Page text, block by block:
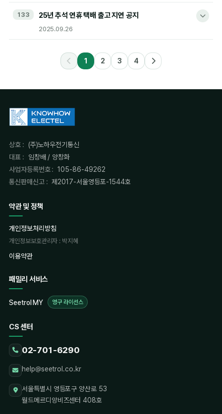
2월 13일 16시까지의 주문 건 : 13일 출고
오랜 기간 구형 Seetrol MY를 사용해 오신 고객님들께, 고객님의
소중한 정보를 보호하기 위한 불가피한 보안 정책 변경에
대해 무거운 마음으로 안내의 말씀을 올립니다.
1. 이번 조치의 불가피성
최근 전 세계적으로 사이버 보안 위협이 급증함에 따라, 과거의
보장할 수 없게 되었습니다. 구형 Seetrol MY는 출시 당시의
운영체제 환경에 맞게 제작되었습니다. 그러나 현재의 강화된 보안
소프트웨어적 한계가 있습니다. 저희는 마지막까지 구형 제품과의
호환성을 유지하고자 노력해 왔으나, 취약한 구형 프로토콜을 계속
방치하는 것은 대다수 고객님의 정보를 위험에 노출시키는 결과가
될 수 있다는 판단을 내리게 되었습니다. 특히 최근 잦아지는 당사
이러한 우려가 기우가 아님을 말해주고 있습니다.
2. DDNS 서비스 중단 안내 (2026년 6월 30일 종료)
- 보안이 강화된 최신 서버와 통신할 수 없는 구형 장비의 경우,
불가능해집니다.
- DDNS 서비스 종료일: 2026년 6월 30일
- 종료일 이후에는 Seetrol에서 제공하던 기존 DDNS 주소를 통한
않는 경우에는 서비스에 당장 문제는 없습니다.
3. Seetrol MY 사용은 계속 가능합니다
- 고객님들께 드리는 가장 큰 약속 중 하나는, DDNS 서비스가
중단되더라도 단말기 자체의 원격 접속 기능은 사라지지 않는다는
점입니다.
안녕하세요? Seetrol입니다.
2025년 12월 31일 휴무이오니 관련 문의는 게시판에 남겨주시기
133 25년 추석 연휴 택배 출고 지연 공지
2025.09.26
안녕하세요 Seetrol 입니다.
추석 연휴로 인해 택배 물량이 증가되어 10월 2일 오후 16시 주문
건 이후로 택배 출고가 불가합니다.
10월 2일 16시까지의 주문 건 : 당일 출고 가능
10월 2일 16시 이후 ~ 10월 9일 주문 건 : 10월 10일 출고
감사합니다.
관리자 · 2025.09.26
1 2 3 4
상호 :
(주)노하우전기통신
대표 :
임창배 / 양창화
사업자등록번호 : 105-86-49262
통신판매신고 : 제2017-서울영등포-1544호
약관 및 정책
개인정보처리방침
개인정보보호관리자 : 박지혜
이용약관
패밀리 서비스
Seetrol MY 영구 라이선스
CS 센터
02-701-6290
help@seetrol.co.kr
서울특별시 영등포구 양산로 53
월드메르디앙비즈센터 408호